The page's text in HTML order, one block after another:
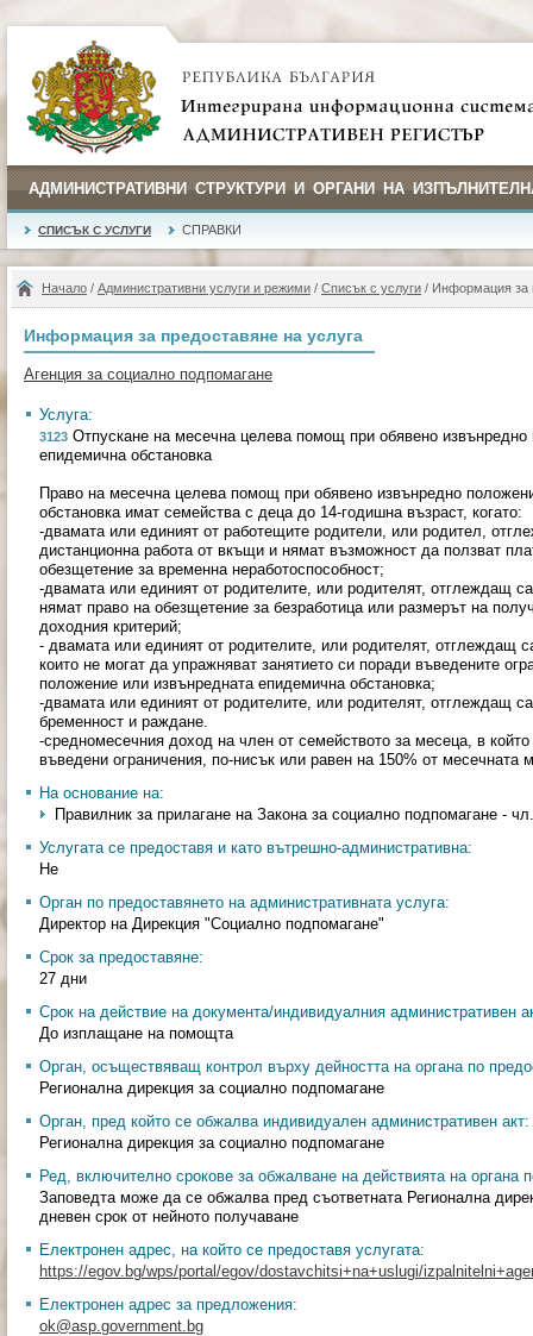
АДМИНИСТРАТИВНИ СТРУКТУРИ И ОРГАНИ НА
СПИСЪК С УСЛУГИ СПРАВКИ
Начало / Административни услуги и режими / Списък с услуги / Информация за
Информация за предоставяне на услуга
Агенция за социално подпомагане
Услуга:
3123 Отпускане на месечна целева помощ при обявено
епидемична обстановка
Право на месечна целева помощ при обявено извънредно
обстановка имат семейства с деца до 14-годишна възраст, когато:
-двамата или единият от работещите родители, или родител,
дистанционна работа от вкъщи и нямат възможност да ползват
обезщетение за временна неработоспособност;
-двамата или единият от родителите, или родителят, отглеждащ
нямат право на обезщетение за безработица или размерът на
доходния критерий;
- двамата или единият от родителите, или родителят, отглеждащ
които не могат да упражняват занятието си поради въведените
положение или извънредната епидемична обстановка;
-двамата или единият от родителите, или родителят, отглеждащ
бременност и раждане.
-средномесечния доход на член от семейството за месеца, в
въведени ограничения, по-нисък или равен на 150% от месечната
На основание на:
Правилник за прилагане на Закона за социално подпомагане -
Услугата се предоставя и като вътрешно-административна:
Не
Орган по предоставянето на административната услуга:
Директор на Дирекция "Социално подпомагане"
Срок за предоставяне:
27 дни
Срок на действие на документа/индивидуалния административен
До изплащане на помощта
Орган, осъществяващ контрол върху дейността на органа по
Регионална дирекция за социално подпомагане
Орган, пред който се обжалва индивидуален административен акт:
Регионална дирекция за социално подпомагане
Ред, включително срокове за обжалване на действията на органа
Заповедта може да се обжалва пред съответната Регионална
дневен срок от нейното получаване
Електронен адрес, на който се предоставя услугата:
https://egov.bg/wps/portal/egov/dostavchitsi+na+uslugi/
Електронен адрес за предложения:
ok@asp.government.bg